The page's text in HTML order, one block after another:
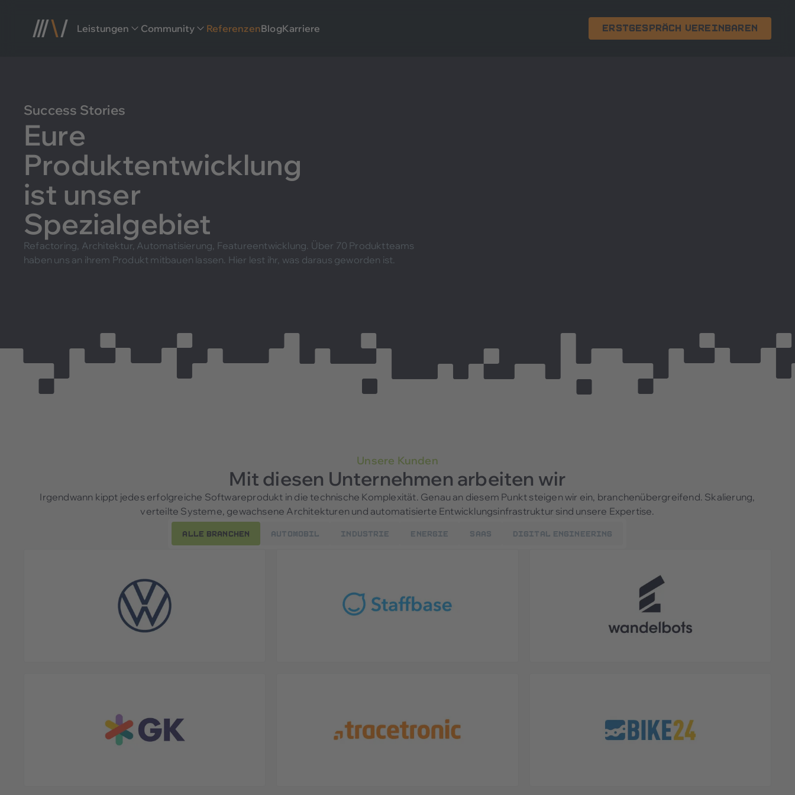
Leistungen
Product Boost Programm
AI Bootcamp
AI Enablement Programm
Community ReferenzenBlogKarriere Erstgespräch vereinbaren
Success Stories
Eure
Produktentwicklung
ist unser
Spezialgebiet
Refactoring, Architektur, Automatisierung, Featureentwicklung. Über 70 Produktteams
haben uns an ihrem Produkt mitbauen lassen. Hier lest ihr, was daraus geworden ist.
Unsere Kunden
Mit diesen Unternehmen arbeiten wir
Irgendwann kippt jedes erfolgreiche Softwareprodukt in die technische Komplexität. Genau an diesem Punkt steigen wir ein, branchenübergreifend. Skalierung,
verteilte Systeme, gewachsene Architekturen und automatisierte Entwicklungsinfrastruktur sind unsere Expertise.
Alle Branchen Automobil Industrie Energie SaaS Digital Engineering